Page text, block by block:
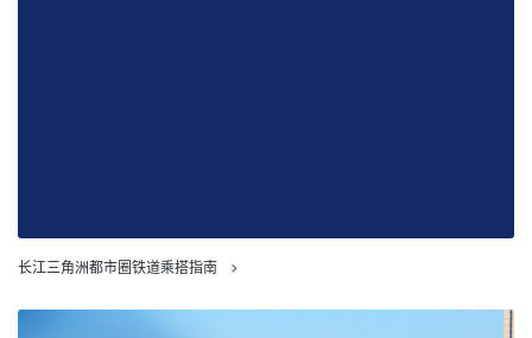
长江三角洲都市圈铁道乘搭指南